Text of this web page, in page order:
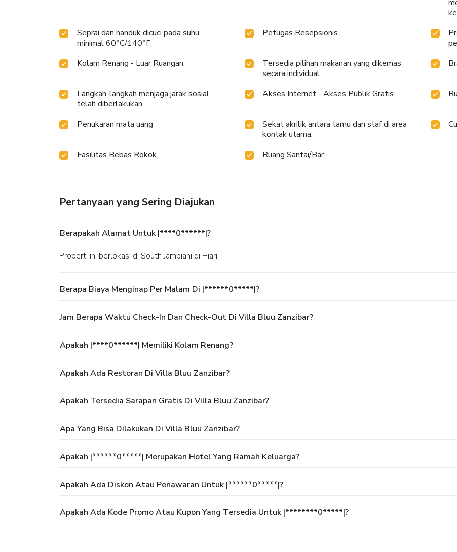
Seprai dan handuk dicuci pada suhu
minimal 60°C/140°F.
Petugas Resepsionis
Kolam Renang - Luar Ruangan
Tersedia pilihan makanan yang dikemas
secara individual.
Langkah-langkah menjaga jarak sosial
telah diberlakukan.
Akses Internet - Akses Publik Gratis
Penukaran mata uang
Sekat akrilik antara tamu dan staf di area
kontak utama.
Fasilitas Bebas Rokok Ruang Santai/Bar
Pertanyaan yang Sering Diajukan
Berapakah Alamat Untuk |****0******|?
Properti ini berlokasi di South Jambiani di Hiari.
Berapa Biaya Menginap Per Malam Di |******0*****|?
Jam Berapa Waktu Check-In Dan Check-Out Di Villa Bluu Zanzibar?
Apakah |****0******| Memiliki Kolam Renang?
Apakah Ada Restoran Di Villa Bluu Zanzibar?
Apakah Tersedia Sarapan Gratis Di Villa Bluu Zanzibar?
Apa Yang Bisa Dilakukan Di Villa Bluu Zanzibar?
Apakah |******0*****| Merupakan Hotel Yang Ramah Keluarga?
Apakah Ada Diskon Atau Penawaran Untuk |******0*****|?
Apakah Ada Kode Promo Atau Kupon Yang Tersedia Untuk |********0*****|?